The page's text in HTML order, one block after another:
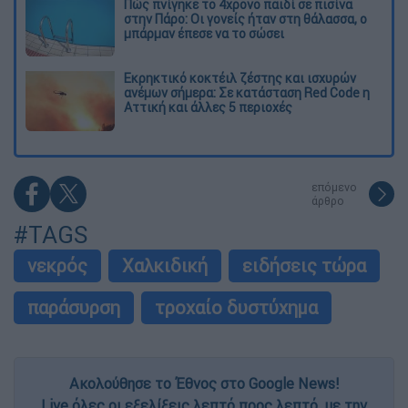
Πώς πνίγηκε το 4χρονο παιδί σε πισίνα
στην Πάρο: Οι γονείς ήταν στη θάλασσα, ο
μπάρμαν έπεσε να το σώσει
Εκρηκτικό κοκτέιλ ζέστης και ισχυρών
ανέμων σήμερα: Σε κατάσταση Red Code η
Αττική και άλλες 5 περιοχές
επόμενο
άρθρο
#TAGS
νεκρός Χαλκιδική
ειδήσεις τώρα
παράσυρση
τροχαίο δυστύχημα
Ακολούθησε το Έθνος στο Google News!